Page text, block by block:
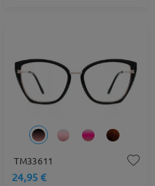
TM33611
24,95 €